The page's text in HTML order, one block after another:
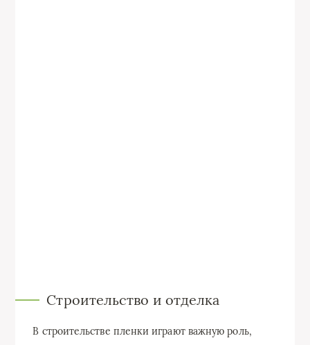
Строительство и отделка
В строительстве пленки играют важную роль,